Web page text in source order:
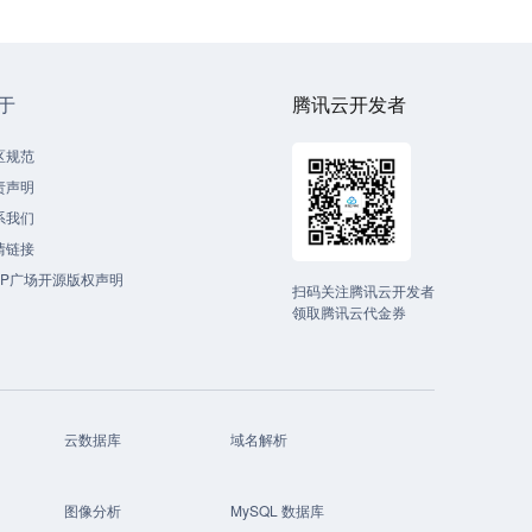
规范
声明
我们
链接
广场开源版权声明
腾讯云开发者
扫码关注腾讯云开发者
领取腾讯云代金券
云数据库 域名解析
图像分析 MySQL 数据库